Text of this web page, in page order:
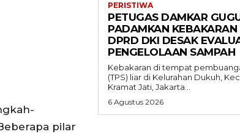
pilar
PERISTIWA
PETUGAS DAMKAR
PADAMKAN KEBAKARAN
DPRD DKI DESAK
PENGELOLAAN SAMPAH
Kebakaran di tempat
(TPS) liar di Kelurahan Dukuh,
Kramat Jati, Jakarta...
6 Agustus 2026